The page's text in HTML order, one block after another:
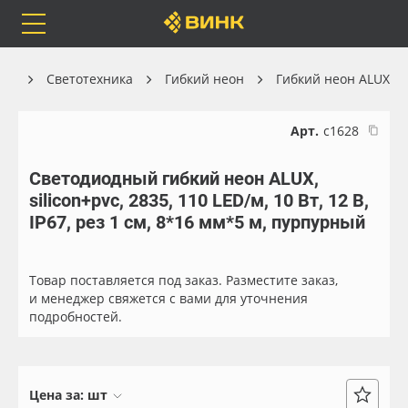
Каталог
Orafol
Бренды
Доставка
Весь каталог
Рулонные материалы
Самоклеящиеся плёнки
Листовые материалы
Светотехника Гибкий неон Гибкий неон ALUX
Арт. с1628
Светодиодный гибкий неон ALUX,
silicon+pvc, 2835, 110 LED/м, 10 Вт, 12 В,
IP67, рез 1 см, 8*16 мм*5 м, пурпурный
Товар поставляется под заказ. Разместите заказ,
и менеджер свяжется с вами для уточнения
подробностей.
Цена за: шт